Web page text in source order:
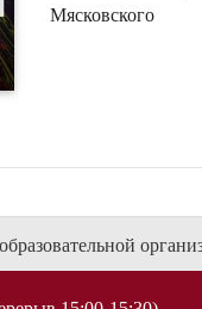
Мясковского